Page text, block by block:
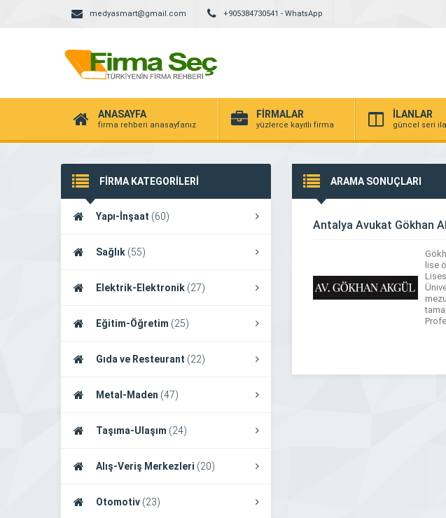
medyasmart@gmail.com +905384730541 - WhatsApp
ANASAYFA
firma rehberi anasayfanız
FİRMALAR
yüzlerce kayıtlı firma
İLANLAR
güncel seri
FİRMA KATEGORİLERİ
Yapı-İnşaat (60)
Sağlık (55)
Elektrik-Elektronik (27)
Eğitim-Öğretim (25)
Gıda ve Resteurant (22)
Metal-Maden (47)
Taşıma-Ulaşım (24)
Alış-Veriş Merkezleri (20)
Otomotiv (23)
ARAMA SONUÇLARI
Antalya Avukat Gökhan
lise